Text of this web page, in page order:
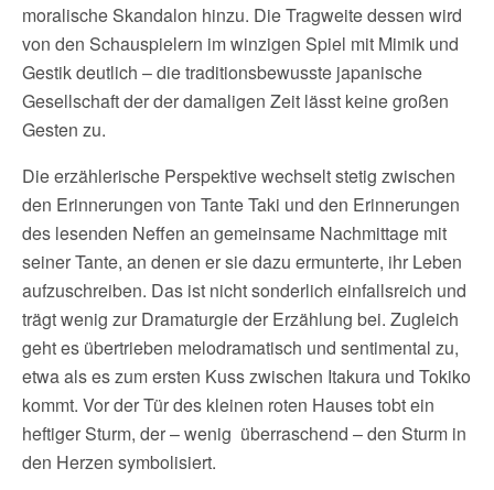
moralische Skandalon hinzu. Die Tragweite dessen wird
von den Schauspielern im winzigen Spiel mit Mimik und
Gestik deutlich – die traditionsbewusste japanische
Gesellschaft der der damaligen Zeit lässt keine großen
Gesten zu.
Die erzählerische Perspektive wechselt stetig zwischen
den Erinnerungen von Tante Taki und den Erinnerungen
des lesenden Neffen an gemeinsame Nachmittage mit
seiner Tante, an denen er sie dazu ermunterte, ihr Leben
aufzuschreiben. Das ist nicht sonderlich einfallsreich und
trägt wenig zur Dramaturgie der Erzählung bei. Zugleich
geht es übertrieben melodramatisch und sentimental zu,
etwa als es zum ersten Kuss zwischen Itakura und Tokiko
kommt. Vor der Tür des kleinen roten Hauses tobt ein
heftiger Sturm, der – wenig überraschend – den Sturm in
den Herzen symbolisiert.